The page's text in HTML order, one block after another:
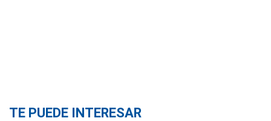
TE PUEDE INTERESAR